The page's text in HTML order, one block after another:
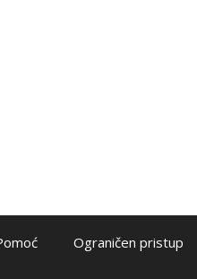
Ograničen pristup